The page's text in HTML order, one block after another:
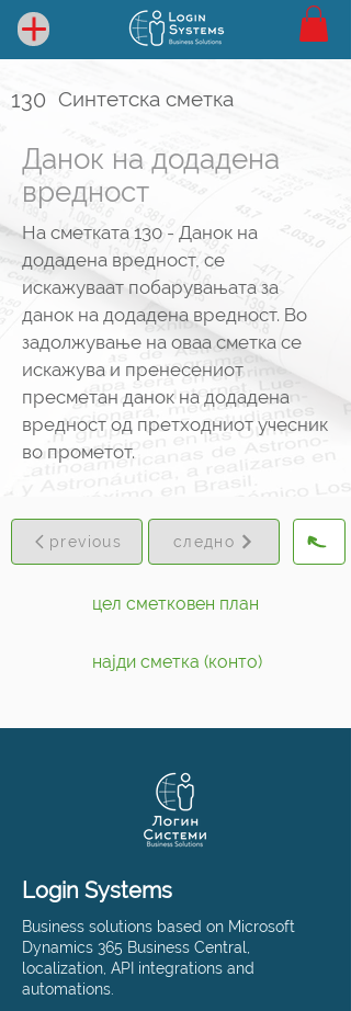
130 Синтетска сметка
Данок на додадена
вредност
На сметката 130 - Данок на
додадена вредност, се
искажуваат побарувањата за
данок на додадена вредност. Во
задолжување на оваа сметка се
искажува и пренесениот
пресметан данок на додадена
вредност од претходниот учесник
во прометот.
previous следно
цел сметковен план
најди сметка (конто)
Login Systems
Business solutions based on Microsoft
Dynamics 365 Business Central,
localization, API integrations and
automations.